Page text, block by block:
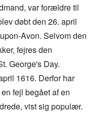
var forældre til
døbt den 26. april
Avon. Selvom den
fejres den
George's Day.
1616. Derfor har
fejl begået af en
vist sig populær.